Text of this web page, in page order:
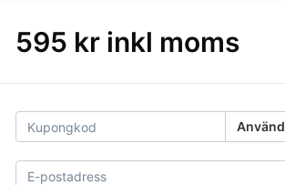
595 kr inkl moms
Använd